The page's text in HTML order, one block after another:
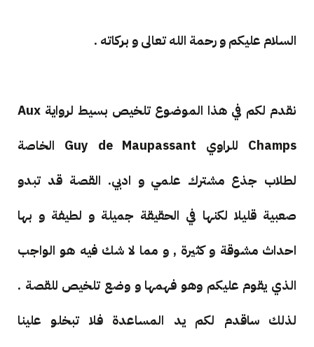
السلام عليكم و رحمة الله تعالى و بركاته .
نقدم لكم في هذا الموضوع تلخيص بسيط لرواية Aux
Champs للراوي Guy de Maupassant الخاصة
لطلاب جذع مشترك علمي و ادبي. القصة قد تبدو
صعبية قليلا لكنها في الحقيقة جميلة و لطيفة و بها
احداث مشوقة و كثيرة , و مما لا شك فيه هو الواجب
الذي يقوم عليكم وهو فهمها و وضع تلخيص للقصة .
لذلك ساقدم لكم يد المساعدة فلا تبخلو علينا